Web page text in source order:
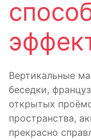
Вертикальные
беседки,
открытых
пространства,
прекрасно